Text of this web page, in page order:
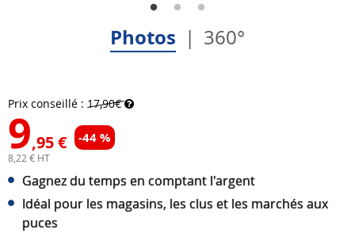
Photos 360°
Prix conseillé : 17,90€
9,95 € -44 %
8,22 € HT
Gagnez du temps en comptant l'argent
Idéal pour les magasins, les clus et les marchés aux
puces